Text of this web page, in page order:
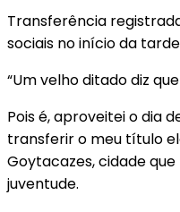
Transferência
sociais no início da
“Um velho ditado diz
Pois é, aproveitei o dia
transferir o meu título
Goytacazes, cidade
juventude.